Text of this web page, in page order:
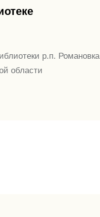
р.п. Романовка
области